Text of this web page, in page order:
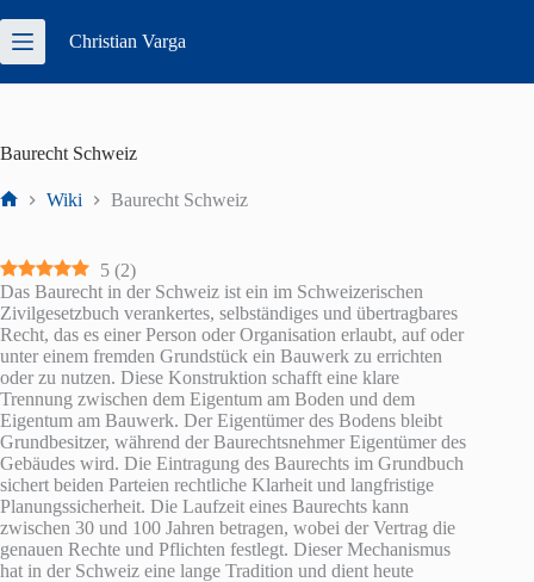
Inhalt
springen
Christian Varga
Baurecht Schweiz
Wiki Baurecht Schweiz
5 (2)
Das Baurecht in der Schweiz ist ein im Schweizerischen
Zivilgesetzbuch verankertes, selbständiges und übertragbares
Recht, das es einer Person oder Organisation erlaubt, auf oder
unter einem fremden Grundstück ein Bauwerk zu errichten
oder zu nutzen. Diese Konstruktion schafft eine klare
Trennung zwischen dem Eigentum am Boden und dem
Eigentum am Bauwerk. Der Eigentümer des Bodens bleibt
Grundbesitzer, während der Baurechtsnehmer Eigentümer des
Gebäudes wird. Die Eintragung des Baurechts im Grundbuch
sichert beiden Parteien rechtliche Klarheit und langfristige
Planungssicherheit. Die Laufzeit eines Baurechts kann
zwischen 30 und 100 Jahren betragen, wobei der Vertrag die
genauen Rechte und Pflichten festlegt. Dieser Mechanismus
hat in der Schweiz eine lange Tradition und dient heute